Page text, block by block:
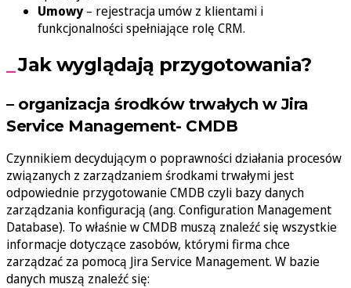
Umowy – rejestracja umów z klientami i
funkcjonalności spełniające rolę CRM.
Jak wyglądają przygotowania?
– organizacja środków trwałych w Jira
Service Management- CMDB
Czynnikiem decydującym o poprawności działania procesów
związanych z zarządzaniem środkami trwałymi jest
odpowiednie przygotowanie CMDB czyli bazy danych
zarządzania konfiguracją (ang. Configuration Management
Database). To właśnie w CMDB muszą znaleźć się wszystkie
informacje dotyczące zasobów, którymi firma chce
zarządzać za pomocą Jira Service Management. W bazie
danych muszą znaleźć się: